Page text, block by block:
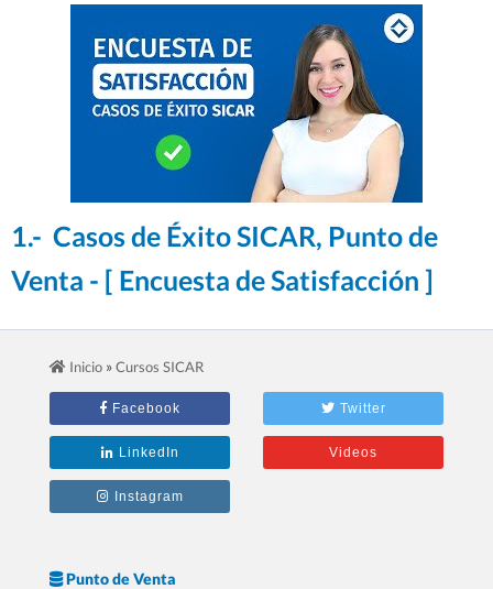
1.- Casos de Éxito SICAR, Punto de
Venta - [ Encuesta de Satisfacción ]
Inicio »Cursos SICAR
Facebook Twitter
LinkedIn Videos
Instagram
Punto de Venta